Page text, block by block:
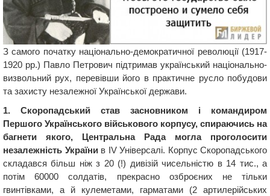
З самого початку національно-демократичної революції (1917-
1920 рр.) Павло Петрович підтримав український національно-
визвольний рух, перевівши його в практичне русло побудови
та захисту незалежної Української держави.
1. Скоропадський став засновником і командиром
Першого Українського військового корпусу, спираючись на
багнети якого, Центральна Рада могла проголосити
незалежність Українив IV Універсалі. Корпус Скоропадського
складався більш ніж з 20 (!) дивізій чисельністю в 14 тис., а
потім 60000 солдатів, прекрасно озброєних не тільки
гвинтівками, а й кулеметами, гарматами (2 артилерійських